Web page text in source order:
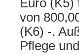
Euro (K5)
von
(K6) -.
Pflege